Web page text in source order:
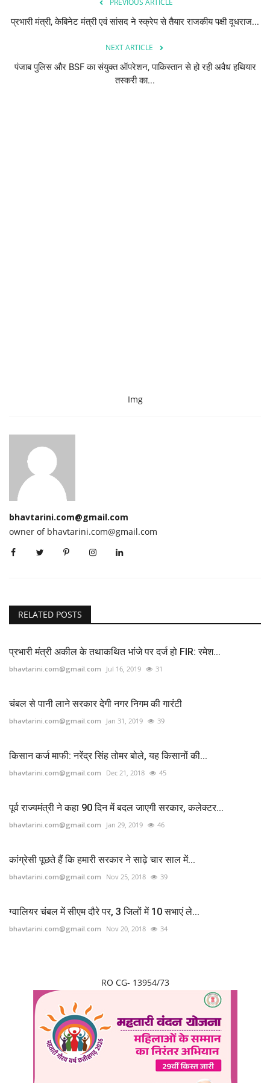
PREVIOUS ARTICLE
प्रभारी मंत्री, केबिनेट मंत्री एवं सांसद ने स्क्रेप से तैयार राजकीय पक्षी दूधराज...
NEXT ARTICLE
पंजाब पुलिस और BSF का संयुक्त ऑपरेशन, पाकिस्तान से हो रही अवैध हथियार
तस्करी का...
Img
bhavtarini.com@gmail.com
owner of bhavtarini.com@gmail.com
RELATED POSTS
प्रभारी मंत्री अकील के तथाकथित भांजे पर दर्ज हो FIR: रमेश...
bhavtarini.com@gmail.com Jul 16, 2019 31
चंबल से पानी लाने सरकार देगी नगर निगम की गारंटी
bhavtarini.com@gmail.com Jan 31, 2019 39
किसान कर्ज माफी: नरेंद्र सिंह तोमर बोले, यह किसानों की...
bhavtarini.com@gmail.com Dec 21, 2018 45
पूर्व राज्यमंत्री ने कहा 90 दिन में बदल जाएगी सरकार, कलेक्टर...
bhavtarini.com@gmail.com Jan 29, 2019 46
कांग्रेसी पूछते हैं कि हमारी सरकार ने साढ़े चार साल में...
bhavtarini.com@gmail.com Nov 25, 2018 39
ग्वालियर चंबल में सीएम दौरे पर, 3 जिलों में 10 सभाएं ले...
bhavtarini.com@gmail.com Nov 20, 2018 34
RO CG- 13954/73